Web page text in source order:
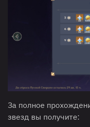
За полное
звезд вы получите: